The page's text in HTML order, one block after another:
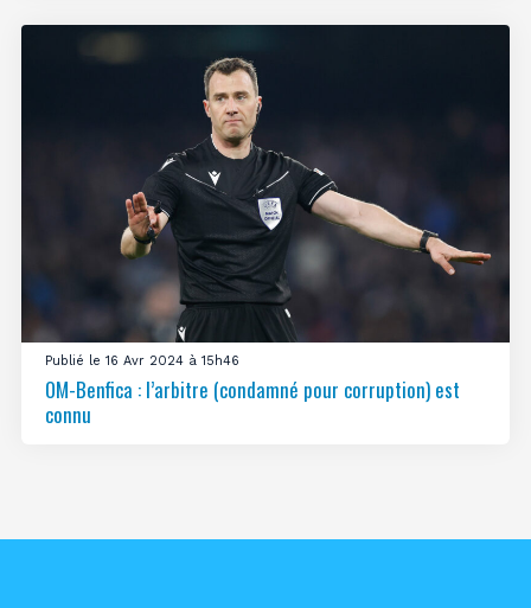
Publié le 16 Avr 2024 à 15h46
OM-Benfica : l’arbitre (condamné pour corruption) est
connu